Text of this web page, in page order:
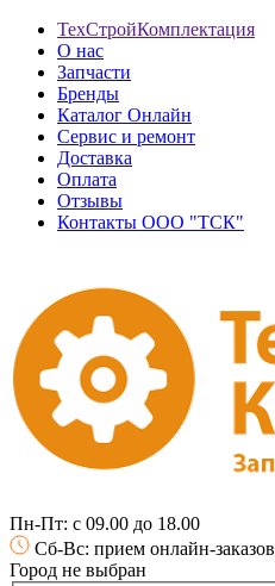
ТехСтройКомплектация
О нас
Запчасти
Бренды
Каталог Онлайн
Сервис и ремонт
Доставка
Оплата
Отзывы
Контакты ООО "ТСК"
Пн-Пт: с 09.00 до 18.00
Сб-Вс: прием онлайн-заказов
Город не выбран